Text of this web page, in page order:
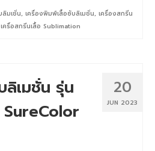
อ mimaki ts330 จับคู่
ลิเมชั่น Mimaki TS500P-3200
มเชั่น, เครื่องพิมพ์เสื้อซับลิเมชั่น, เครื่องสกรีน
เครื่อสกรีนเสื้อ Sublimation
20
JUN 2023
เมชั่น รุ่น